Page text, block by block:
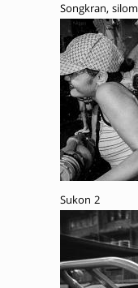
Songkran, silom
Sukon 2